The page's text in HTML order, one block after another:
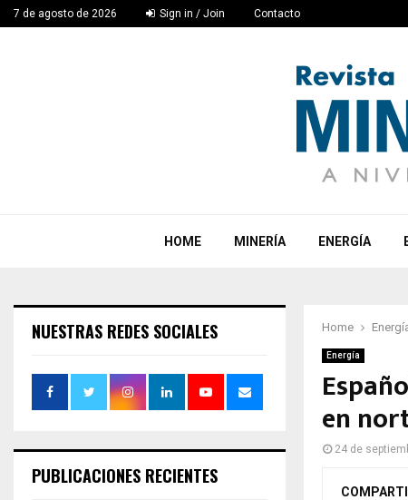
7 de agosto de 2026 Sign in / Join Contacto
HOME MINERÍA ENERGÍA
Home
Energía
en
24 de
NUESTRAS REDES SOCIALES
PUBLICACIONES RECIENTES